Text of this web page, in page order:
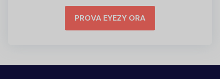
PROVA EYEZY ORA